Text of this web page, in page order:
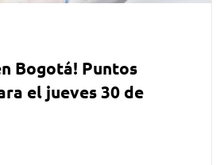
Bogotá! Puntos
el jueves 30 de